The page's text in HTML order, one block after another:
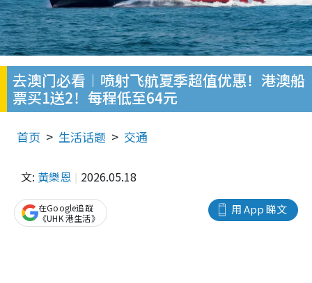
去澳门必看︱喷射飞航夏季超值优惠！港澳船
票买1送2！每程低至64元
首页 生活话题 交通
文: 黃樂恩 2026.05.18
用 App 睇文
在Google追蹤
《UHK 港生活》